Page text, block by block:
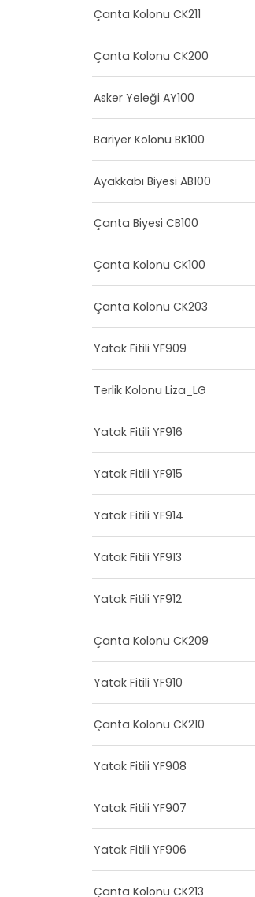
Çanta Kolonu CK211
Çanta Kolonu CK200
Asker Yeleği AY100
Bariyer Kolonu BK100
Ayakkabı Biyesi AB100
Çanta Biyesi CB100
Çanta Kolonu CK100
Çanta Kolonu CK203
Yatak Fitili YF909
Terlik Kolonu Liza_LG
Yatak Fitili YF916
Yatak Fitili YF915
Yatak Fitili YF914
Yatak Fitili YF913
Yatak Fitili YF912
Çanta Kolonu CK209
Yatak Fitili YF910
Çanta Kolonu CK210
Yatak Fitili YF908
Yatak Fitili YF907
Yatak Fitili YF906
Çanta Kolonu CK213